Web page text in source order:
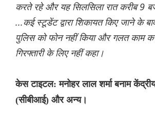
करते रहे और यह सिलसिला रात करीब 9
...कई स्टूडेंट द्वारा शिकायत किए जाने के
पुलिस को फोन नहीं किया और गलत काम
गिरफ्तारी के लिए नहीं कहा।
केस टाइटल: मनोहर लाल शर्मा बनाम
(सीबीआई) और अन्य।